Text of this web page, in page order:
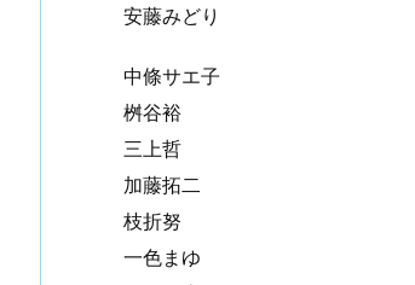
安藤みどり
中條サエ子
桝谷裕
三上哲
加藤拓二
枝折努
一色まゆ